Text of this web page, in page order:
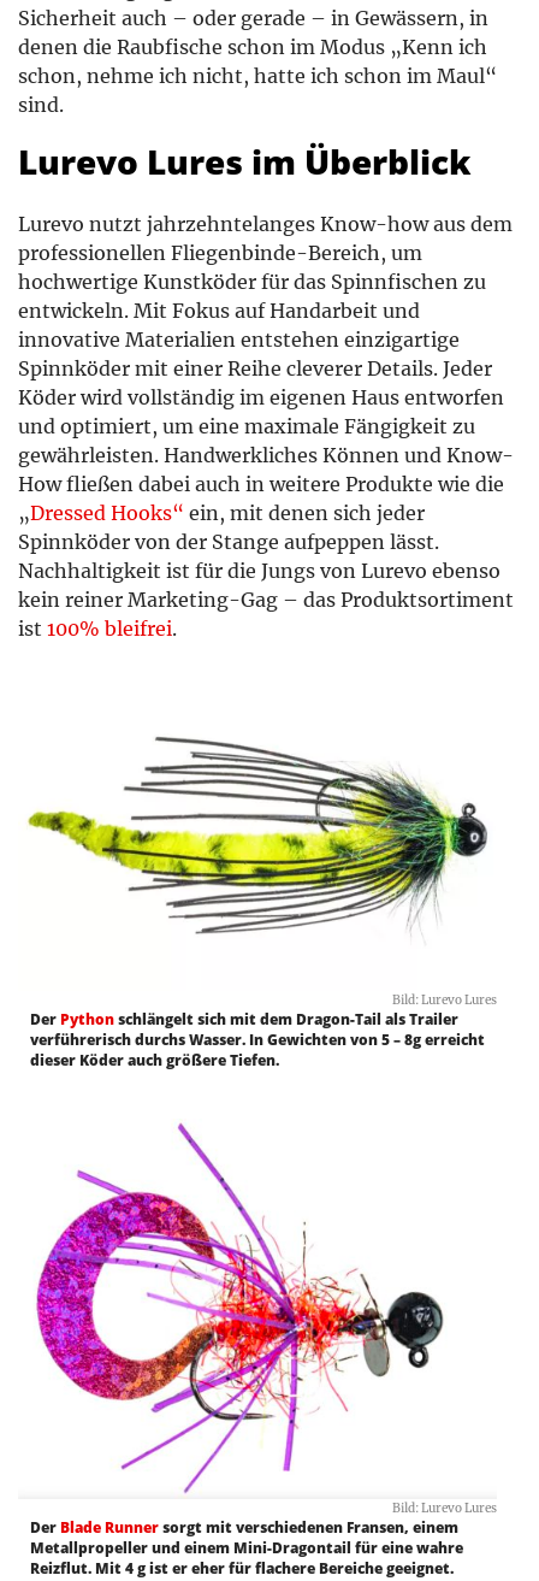
Sicherheit auch – oder gerade – in Gewässern, in
denen die Raubfische schon im Modus „Kenn ich
schon, nehme ich nicht, hatte ich schon im Maul“
sind.
Lurevo Lures im Überblick
Lurevo nutzt jahrzehntelanges Know-how aus dem
professionellen Fliegenbinde-Bereich, um
hochwertige Kunstköder für das Spinnfischen zu
entwickeln. Mit Fokus auf Handarbeit und
innovative Materialien entstehen einzigartige
Spinnköder mit einer Reihe cleverer Details. Jeder
Köder wird vollständig im eigenen Haus entworfen
und optimiert, um eine maximale Fängigkeit zu
gewährleisten. Handwerkliches Können und Know-
How fließen dabei auch in weitere Produkte wie die
„Dressed Hooks“ ein, mit denen sich jeder
Spinnköder von der Stange aufpeppen lässt.
Nachhaltigkeit ist für die Jungs von Lurevo ebenso
kein reiner Marketing-Gag – das Produktsortiment
ist 100% bleifrei.
Bild: Lurevo Lures
Der Pythonschlängelt sich mit dem Dragon-Tail als Trailer
verführerisch durchs Wasser. In Gewichten von 5 – 8g erreicht
dieser Köder auch größere Tiefen.
Bild: Lurevo Lures
Der Blade Runnersorgt mit verschiedenen Fransen, einem
Metallpropeller und einem Mini-Dragontail für eine wahre
Reizflut. Mit 4 g ist er eher für flachere Bereiche geeignet.